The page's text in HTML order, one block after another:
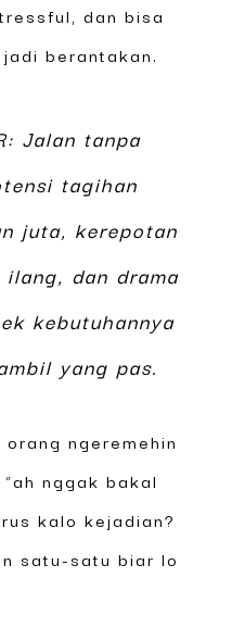
dan bisa
berantakan.
Jalan tanpa
tagihan
juta, kerepotan
dan drama
kebutuhannya
yang pas.
ngeremehin
nggak bakal
kalo kejadian?
satu-satu biar lo